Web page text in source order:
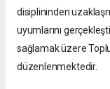
disiplininden
uyumlarını
sağlamak üzere
düzenlenmektedir.